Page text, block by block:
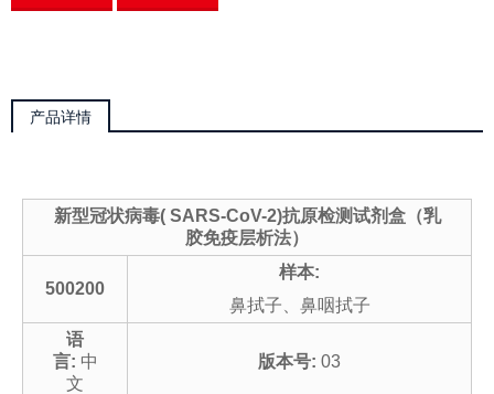
产品详情
新型冠状病毒( SARS-CoV-2)抗原检测试剂盒（乳
胶免疫层析法）
500200
样本:
鼻拭子、鼻咽拭子
语
言: 中
文
版本号: 03